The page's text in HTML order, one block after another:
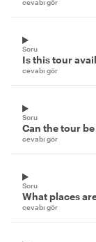
cevabı gör
Soru
Is this tour
cevabı gör
Soru
Can the tour
cevabı gör
Soru
What places
cevabı gör